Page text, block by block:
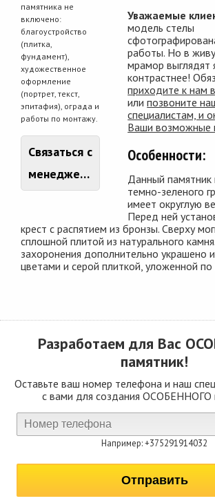
памятника не
включено:
благоустройство
(плитка,
фундамент),
художественное
оформление
(портрет, текст,
эпитафия), ограда и
работы по монтажу.
Связаться с
менеджером
Уважаемые
модель стелы
работы. Но в
мрамор выглядят
контрастнее!
приходите к нам
илипозвоните
специалистам, и
Ваши возможные
Особенности:
Данный памятник
темно-зеленого
имеет округлую
Перед ней
крест с распятием из бронзы. Сверху
сплошной плитой из натурального
захоронения дополнительно украшено
цветами и серой плиткой, уложенной по
Разработаем для Вас
памятник!
Оставьте ваш номер телефона и наш
с вами для создания ОСОБЕННОГО
Например: +375291914032